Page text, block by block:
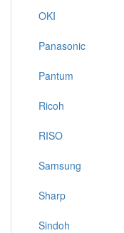
OKI
Panasonic
Pantum
Ricoh
RISO
Samsung
Sharp
Sindoh